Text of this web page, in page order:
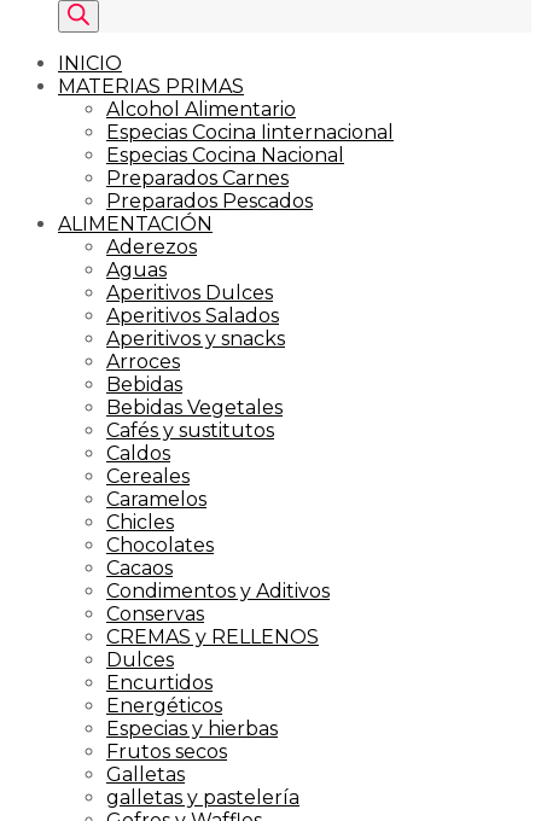
INICIO
MATERIAS PRIMAS
Alcohol Alimentario
Especias Cocina Iinternacional
Especias Cocina Nacional
Preparados Carnes
Preparados Pescados
ALIMENTACIÓN
Aderezos
Aguas
Aperitivos Dulces
Aperitivos Salados
Aperitivos y snacks
Arroces
Bebidas
Bebidas Vegetales
Cafés y sustitutos
Caldos
Cereales
Caramelos
Chicles
Chocolates
Cacaos
Condimentos y Aditivos
Conservas
CREMAS y RELLENOS
Dulces
Encurtidos
Energéticos
Especias y hierbas
Frutos secos
Galletas
galletas y pastelería